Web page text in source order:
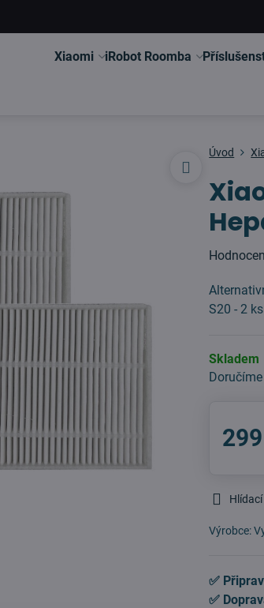
Xiaomi iRobot Roomba
Úvod
S20 - 2 ks
Skladem
Výrobce:
✅
✅